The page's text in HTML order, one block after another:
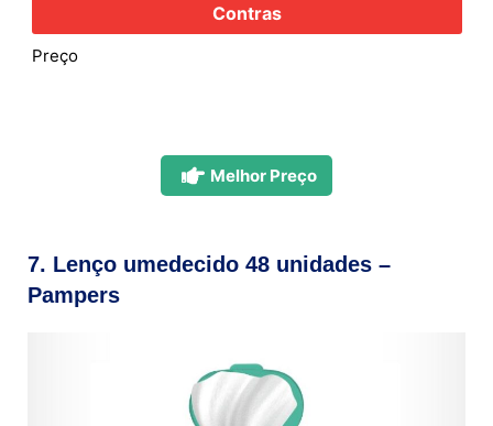
Contras
Preço
Melhor Preço
7. Lenço umedecido 48 unidades –
Pampers